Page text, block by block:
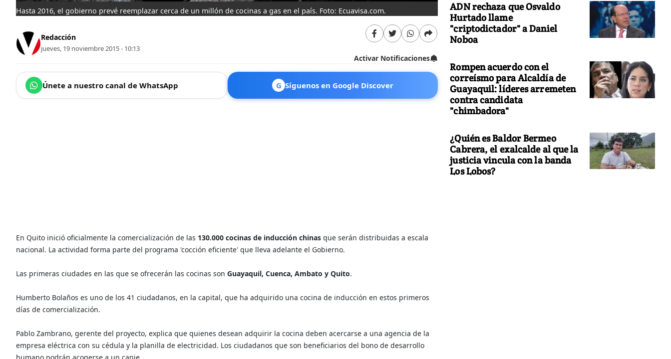
Hasta 2016, el gobierno prevé reemplazar cerca de un millón de cocinas a gas en el país. Foto: Ecuavisa.com.
Redacción
jueves, 19 noviembre 2015 - 10:13
Activar Notificaciones
Únete a nuestro canal de WhatsApp G Síguenos en Google Discover
En Quito inició oficialmente la comercialización de las 130.000 cocinas de inducción chinas que serán distribuidas a escala
nacional. La actividad forma parte del programa 'cocción eficiente' que lleva adelante el Gobierno.
Las primeras ciudades en las que se ofrecerán las cocinas son Guayaquil, Cuenca, Ambato y Quito.
Humberto Bolaños es uno de los 41 ciudadanos, en la capital, que ha adquirido una cocina de inducción en estos primeros
días de comercialización.
Pablo Zambrano, gerente del proyecto, explica que quienes desean adquirir la cocina deben acercarse a una agencia de la
empresa eléctrica con su cédula y la planilla de electricidad. Los ciudadanos que son beneficiarios del bono de desarrollo
humano podrán acogerse a un canje.
ADN rechaza que Osvaldo
Hurtado llame
"criptodictador" a Daniel
Noboa
Rompen acuerdo con el
correísmo para Alcaldía de
Guayaquil: líderes arremeten
contra candidata
"chimbadora"
¿Quién es Baldor Bermeo
Cabrera, el exalcalde al que la
justicia vincula con la banda
Los Lobos?